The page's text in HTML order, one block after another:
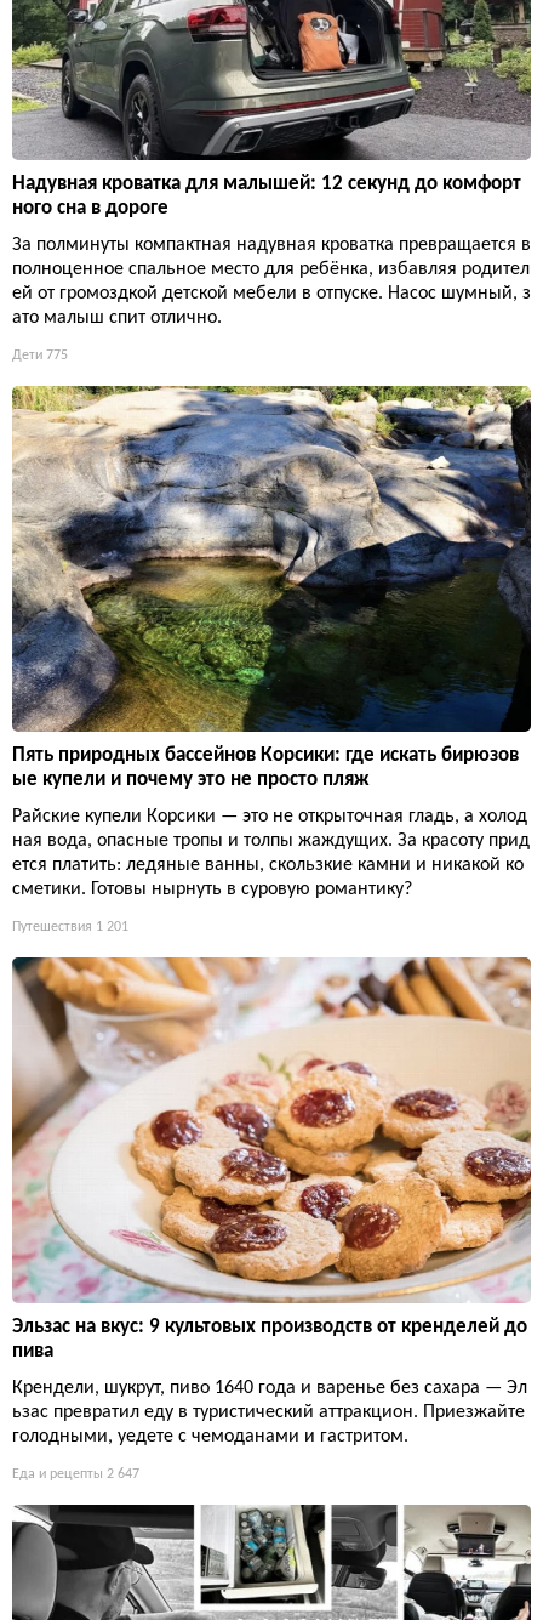
Надувная кроватка для малышей: 12 секунд до комфорт
ного сна в дороге
За полминуты компактная надувная кроватка превращается в
полноценное спальное место для ребёнка, избавляя родител
ей от громоздкой детской мебели в отпуске. Насос шумный, з
ато малыш спит отлично.
Дети 775
Пять природных бассейнов Корсики: где искать бирюзов
ые купели и почему это не просто пляж
Райские купели Корсики — это не открыточная гладь, а холод
ная вода, опасные тропы и толпы жаждущих. За красоту прид
ется платить: ледяные ванны, скользкие камни и никакой ко
сметики. Готовы нырнуть в суровую романтику?
Путешествия 1 201
Эльзас на вкус: 9 культовых производств от кренделей до
пива
Крендели, шукрут, пиво 1640 года и варенье без сахара — Эл
ьзас превратил еду в туристический аттракцион. Приезжайте
голодными, уедете с чемоданами и гастритом.
Еда и рецепты 2 647